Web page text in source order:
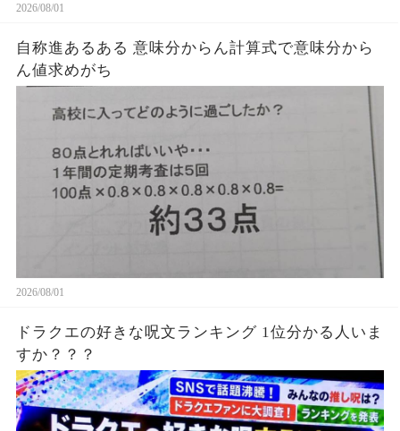
2026/08/01
自称進あるある 意味分からん計算式で意味分から
ん値求めがち
2026/08/01
ドラクエの好きな呪文ランキング 1位分かる人いま
すか？？？